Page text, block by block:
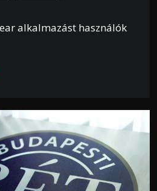
alkalmazást használók